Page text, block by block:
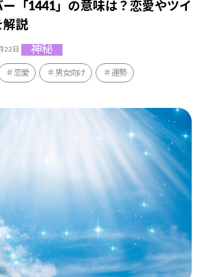
「1441」の意味は？恋愛やツイ
解説
22日 神秘
恋愛 男女向け 運勢